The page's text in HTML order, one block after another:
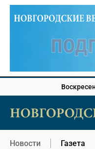
Новости Газета